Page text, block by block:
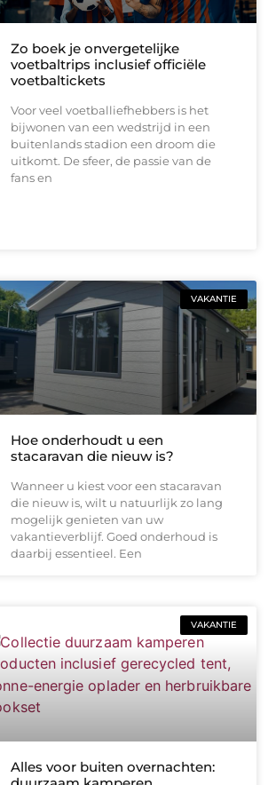
Zo boek je onvergetelijke
voetbaltrips inclusief officiële
voetbaltickets
Voor veel voetballiefhebbers is het
bijwonen van een wedstrijd in een
buitenlands stadion een droom die
uitkomt. De sfeer, de passie van de
fans en
VAKANTIE
Hoe onderhoudt u een
stacaravan die nieuw is?
Wanneer u kiest voor een stacaravan
die nieuw is, wilt u natuurlijk zo lang
mogelijk genieten van uw
vakantieverblijf. Goed onderhoud is
daarbij essentieel. Een
VAKANTIE
Alles voor buiten overnachten: